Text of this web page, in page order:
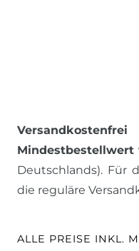
Mindestbestellwert
Deutschlands). Für
die reguläre
ALLE PREISE INKL.